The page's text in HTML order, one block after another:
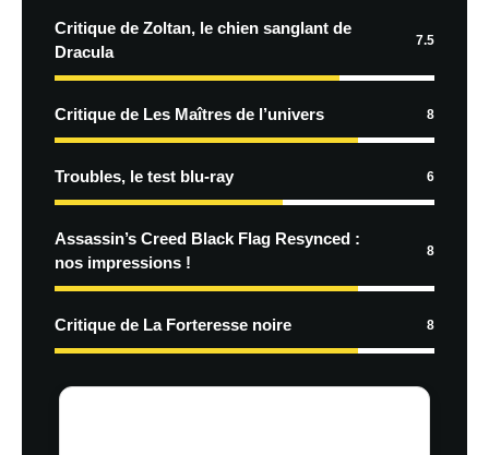
Critique de Zoltan, le chien sanglant de
Dracula
7.5
Critique de Les Maîtres de l’univers 8
Troubles, le test blu-ray 6
Assassin’s Creed Black Flag Resynced :
nos impressions !
8
Critique de La Forteresse noire 8